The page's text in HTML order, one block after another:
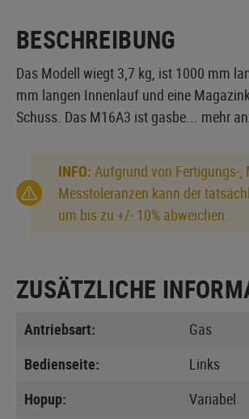
BESCHREIBUNG
Das Modell wiegt 3,7 kg, ist 1000 mm
mm langen Innenlauf und eine
Schuss. Das M16A3 ist gasbe... mehr
INFO: Aufgrund von Fertigungs-,
Messtoleranzen kann der
um bis zu +/- 10% abweichen.
ZUSÄTZLICHE
Antriebsart:
Gas
Bedienseite:
Links
Hopup:
Variabel